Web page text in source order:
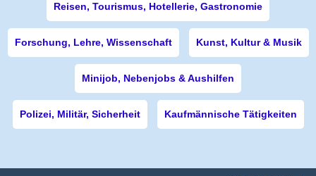
Reisen, Tourismus, Hotellerie, Gastronomie
Forschung, Lehre, Wissenschaft Kunst, Kultur & Musik
Minijob, Nebenjobs & Aushilfen
Polizei, Militär, Sicherheit Kaufmännische Tätigkeiten